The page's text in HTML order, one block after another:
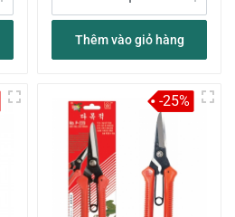
Thêm vào giỏ hàng
-25%